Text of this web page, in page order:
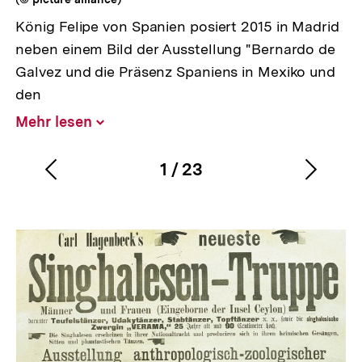
König Felipe von Spanien posiert 2015 in Madrid
neben einem Bild der Ausstellung "Bernardo de
Galvez und die Präsenz Spaniens in Mexiko und
den
Mehr lesen
Karussellinhalt
1
von
/ 23
Vorherigen
anzeigen